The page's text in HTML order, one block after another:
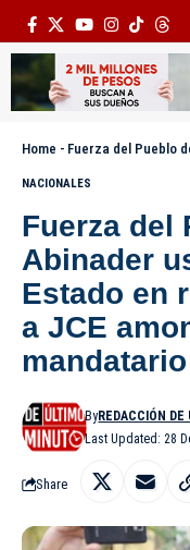
Home - Fuerza del Pueblo denuncia
NACIONALES
Fuerza del
Abinader
Estado en
a JCE
mandatario
Last Updated: 28
ByREDACCIÓN
Share